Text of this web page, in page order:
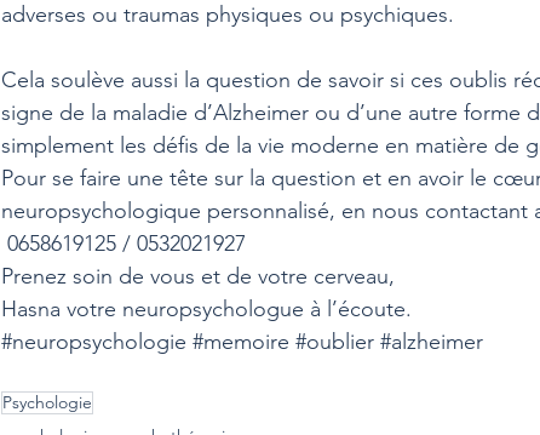
adverses ou traumas physiques ou psychiques.
Cela soulève aussi la question de savoir si ces oublis
signe de la maladie d’Alzheimer ou d’une autre forme
simplement les défis de la vie moderne en matière de
Pour se faire une tête sur la question et en avoir le
neuropsychologique personnalisé, en nous contactant
0658619125 / 0532021927
Prenez soin de vous et de votre cerveau,
Hasna votre neuropsychologue à l’écoute.
#neuropsychologie #memoire #oublier #alzheimer
Psychologie